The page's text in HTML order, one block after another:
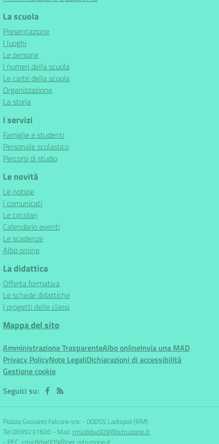
La scuola
Presentazione
I luoghi
Le persone
I numeri della scuola
Le carte della scuola
Organizzazione
La storia
I servizi
Famiglie e studenti
Personale scolastico
Percorsi di studio
Le novità
Le notizie
I comunicati
Le circolari
Calendario eventi
Le scadenze
Albo online
La didattica
Offerta formativa
Le schede didattiche
I progetti delle classi
Mappa del sito
Amministrazione TrasparenteAlbo onlineInvia una MAD
Privacy PolicyNote LegaliDichiarazioni di accessibilità
Gestione cookie
Seguici su:
Piazza Giovanni Falcone snc-00055 Ladispoli (RM)
Tel 0699231600 - Mail: rmic8dw009@istruzione.it
- PEC: rmic8dw009@pec.istruzione.it